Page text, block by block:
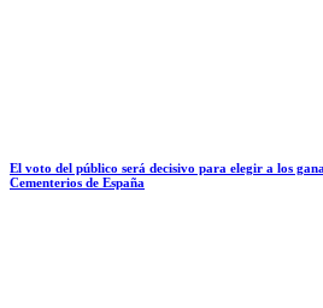
El voto del público será decisivo para elegir a los
Cementerios de España